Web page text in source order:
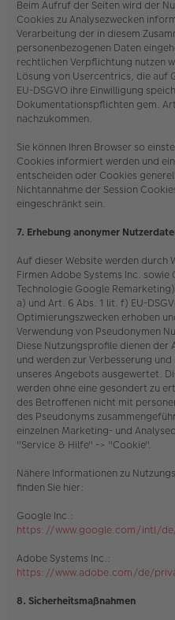
Beim Aufruf der Seiten wird der
Cookies zu Analysezwecken
Verarbeitung der in diesem
personenbezogenen Daten
rechtlichen Verpflichtung nutzen
Lösung von Usercentrics, die auf
EU-DSGVO ihre Einwilligung
Dokumentationspflichten gem.
nachzukommen.
Sie können Ihren Browser so
Cookies informiert werden und
entscheiden oder Cookies
Nichtannahme der Session
eingeschränkt sein.
7. Erhebung anonymer
Auf dieser Website werden durch
Firmen Adobe Systems Inc.
Technologie Google
a) und Art. 6 Abs. 1 lit. f) EU-
Optimierungszwecken erhoben
Verwendung von Pseudonymen
Diese Nutzungsprofile dienen der
und werden zur Verbesserung
unseres Angebots ausgewertet.
werden ohne eine gesondert zu
des Betroffenen nicht mit
des Pseudonyms
einzelnen Marketing- und
"Service & Hilfe" -> "Cookie".
Nähere Informationen zu
finden Sie hier:
Google Inc.:
https://www.google.com/intl/
Adobe Systems Inc.:
https://www.adobe.com/de/
8. Sicherheitsmaßnahmen